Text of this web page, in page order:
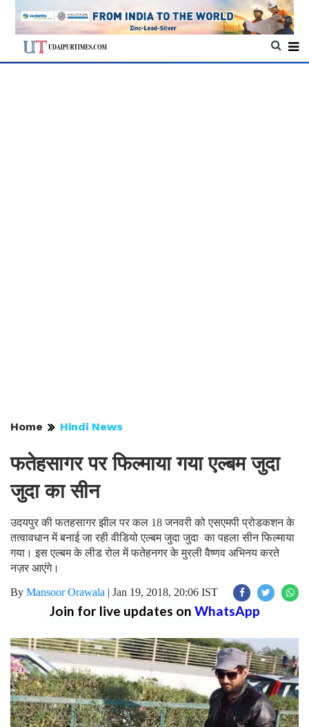
Home Hindi News
फतेहसागर पर फिल्माया गया एल्बम जुदा
जुदा का सीन
उदयपुर की फतहसागर झील पर कल 18 जनवरी को एसएमपी प्रोडकशन के
तत्वावधान में बनाई जा रही वीडियो एल्बम जुदा जुदा का पहला सीन फिल्माया
गया। इस एल्बम के लीड रोल में फतेहनगर के मुरली वैष्णव अभिनय करते
नज़र आएंगे।
By Mansoor Orawala | Jan 19, 2018, 20:06 IST
Join for live updates on WhatsApp